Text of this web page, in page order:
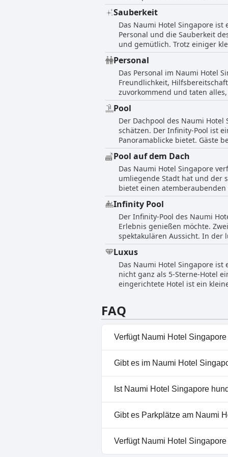
freundliche Atmosphäre in
hatten jedoch eine
immer noch schön sei.
und einzigartiges Erlebnis.
Platz für das Gepäck geben
bequemste Bett aller Zeiten
Gäste war jedoch mit dem Bett
einig zu sein, dass das Naumi
Sauberkeit
Das Naumi Hotel Singapore
Personal und die Sauberkeit
und gemütlich. Trotz einiger
schmutzigen Fenster sind die
Gäste schätzen auch die
jedoch, dass einige Bereiche
Toilette im Restaurant.
komfortabler und einladender
Personal
Das Personal im Naumi Hotel
Freundlichkeit,
zuvorkommend und taten
anmerkten, dass nicht alle
seinen herzlichen,
freundlichen Service an der
herausragenden
von den Mitarbeitern des
unvergesslichen Erlebnis
Pool
Der Dachpool des Naumi
schätzen. Der Infinity-Pool ist
Panoramablicke bietet. Gäste
vom Pool und der Bar auf dem
entspannend und ruhig und
gemütliche Atmosphäre am
Poolbereich etwas
auf dem Dach von den Gästen
Pool auf dem Dach
Das Naumi Hotel Singapore
umliegende Stadt hat und der
bietet einen
komfortablen Zimmern und
Bewertungen wird der Pool als
Zimmer gelobt. Insgesamt
fantastische Aussicht von oben
Infinity Pool
Der Infinity-Pool des Naumi
Erlebnis genießen möchte.
spektakulären Aussicht. In der luxuriösen Atmosphäre können sich die Gäste entspannen und die Seele baumeln lassen, während sie
den außergewöhnlichen Pool
Gästen den Atem verschlägt.
verspricht. Insgesamt ist der
Luxus
Das Naumi Hotel Singapore
nicht ganz als 5-Sterne-Hotel
eingerichtete Hotel ist ein
Naumi Hotel Singapore als ein
Hotel, was übersetzt so viel bedeutet wie ein
nicht nur durch seinen
Dekor des Hotels ist
Luxus. Insgesamt ist das
FAQ
Verfügt Naumi Hotel
Ja, Naumi Hotel Singapore
auf dem Dach, Panorama-
Gibt es im Naumi Hotel
Nein, ein Spa ist im Naumi
Ist Naumi Hotel Singapore
Nein, Naumi Hotel Singapore
Gibt es Parkplätze am Naumi
Nein, im Naumi Hotel
Verfügt Naumi Hotel